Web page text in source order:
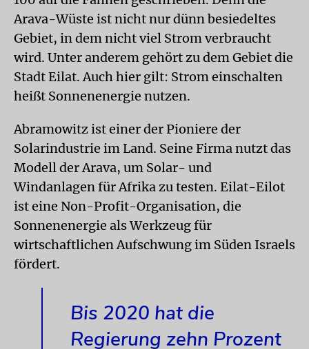
Arava-Wüste ist nicht nur dünn besiedeltes
Gebiet, in dem nicht viel Strom verbraucht
wird. Unter anderem gehört zu dem Gebiet die
Stadt Eilat. Auch hier gilt: Strom einschalten
heißt Sonnenenergie nutzen.
Abramowitz ist einer der Pioniere der
Solarindustrie im Land. Seine Firma nutzt das
Modell der Arava, um Solar- und
Windanlagen für Afrika zu testen. Eilat-Eilot
ist eine Non-Profit-Organisation, die
Sonnenenergie als Werkzeug für
wirtschaftlichen Aufschwung im Süden Israels
fördert.
Bis 2020 hat die
Regierung zehn Prozent